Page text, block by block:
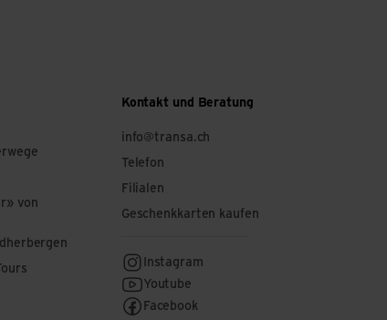
von
Kontakt und Beratung
info@transa.ch
Telefon
Filialen
Geschenkkarten kaufen
Instagram
Youtube
Facebook